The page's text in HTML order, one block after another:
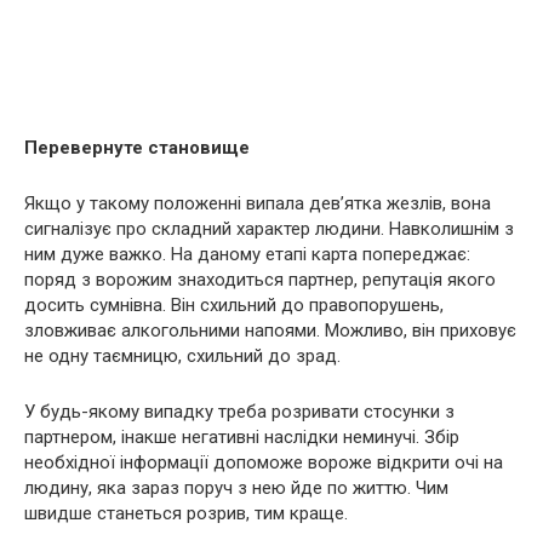
Перевернуте становище
Якщо у такому положенні випала дев’ятка жезлів, вона
сигналізує про складний характер людини. Навколишнім з
ним дуже важко. На даному етапі карта попереджає:
поряд з ворожим знаходиться партнер, репутація якого
досить сумнівна. Він схильний до правопорушень,
зловживає алкогольними напоями. Можливо, він приховує
не одну таємницю, схильний до зрад.
У будь-якому випадку треба розривати стосунки з
партнером, інакше негативні наслідки неминучі. Збір
необхідної інформації допоможе вороже відкрити очі на
людину, яка зараз поруч з нею йде по життю. Чим
швидше станеться розрив, тим краще.